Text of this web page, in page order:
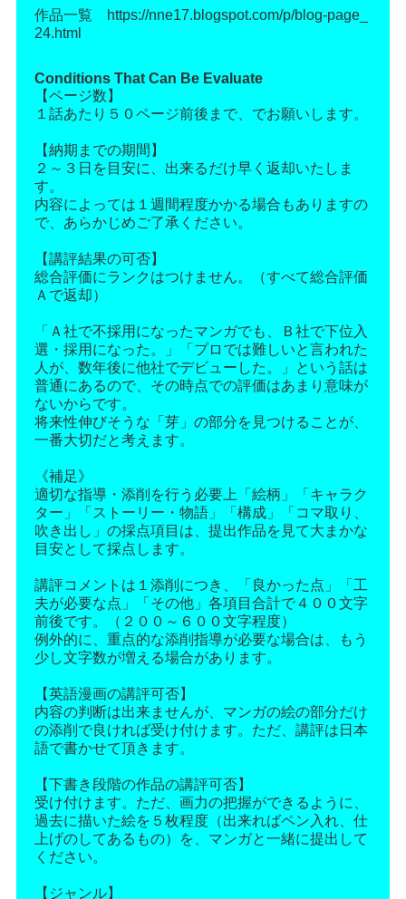
作品一覧 https://nne17.blogspot.com/p/blog-page_
24.html
Conditions That Can Be Evaluate
【ページ数】
１話あたり５０ページ前後まで、でお願いします。
【納期までの期間】
２～３日を目安に、出来るだけ早く返却いたしま
す。
内容によっては１週間程度かかる場合もありますの
で、あらかじめご了承ください。
【講評結果の可否】
総合評価にランクはつけません。（すべて総合評価
Ａで返却）
「Ａ社で不採用になったマンガでも、Ｂ社で下位入
選・採用になった。」「プロでは難しいと言われた
人が、数年後に他社でデビューした。」という話は
普通にあるので、その時点での評価はあまり意味が
ないからです。
将来性伸びそうな「芽」の部分を見つけることが、
一番大切だと考えます。
《補足》
適切な指導・添削を行う必要上「絵柄」「キャラク
ター」「ストーリー・物語」「構成」「コマ取り、
吹き出し」の採点項目は、提出作品を見て大まかな
目安として採点します。
講評コメントは１添削につき、「良かった点」「工
夫が必要な点」「その他」各項目合計で４００文字
前後です。（２００～６００文字程度）
例外的に、重点的な添削指導が必要な場合は、もう
少し文字数が増える場合があります。
【英語漫画の講評可否】
内容の判断は出来ませんが、マンガの絵の部分だけ
の添削で良ければ受け付けます。ただ、講評は日本
語で書かせて頂きます。
【下書き段階の作品の講評可否】
受け付けます。ただ、画力の把握ができるように、
過去に描いた絵を５枚程度（出来ればペン入れ、仕
上げのしてあるもの）を、マンガと一緒に提出して
ください。
【ジャンル】